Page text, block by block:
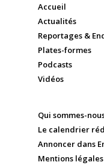
Accueil
Actualités
Reportages &
Plates-formes
Podcasts
Vidéos
Qui sommes-
Le calendrier
Annoncer dans
Mentions légales